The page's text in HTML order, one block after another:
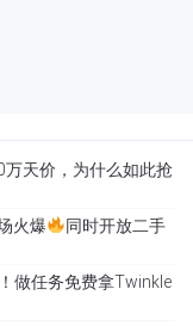
天价，为什么如此抢
火爆
同时开放二手
做任务免费拿Twinkle